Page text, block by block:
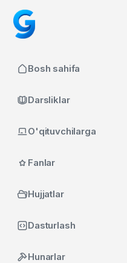
Bosh sahifa
Darsliklar
O'qituvchilarga
Fanlar
Hujjatlar
Dasturlash
Hunarlar